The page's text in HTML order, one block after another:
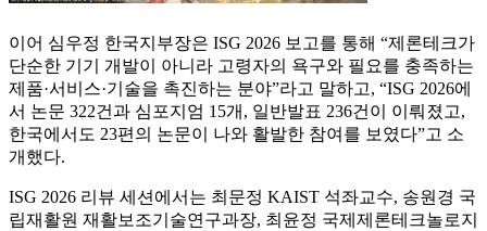
이어 심우정 한국지부장은 ISG 2026 보고를 통해 “제론테크가
단순한 기기 개발이 아니라 고령자의 욕구와 필요를 충족하는
제품·서비스·기술을 촉진하는 분야”라고 말하고, “ISG 2026에
서 논문 322건과 심포지엄 15개, 일반발표 236건이 이뤄졌고,
한국에서도 23편의 논문이 나와 활발한 참여를 보였다”고 소
개했다.
ISG 2026 리뷰 세션에서는 최문정 KAIST 석좌교수, 송원경 국
립재활원 재활보조기술연구과장, 최윤정 국제제론테크놀로지